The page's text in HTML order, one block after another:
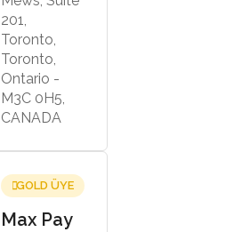
201,
Toronto,
Toronto,
Ontario -
M3C 0H5,
CANADA
GOLD ÜYE
Max Pay